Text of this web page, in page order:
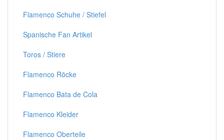
Flamenco Schuhe / Stiefel
Spanische Fan Artikel
Toros / Stiere
Flamenco Röcke
Flamenco Bata de Cola
Flamenco Kleider
Flamenco Oberteile